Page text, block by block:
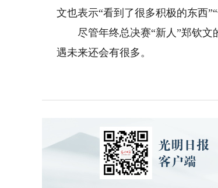
文也表示“看到了很多积极的东西
尽管年终总决赛“新人”郑钦文
遇未来还会有很多。